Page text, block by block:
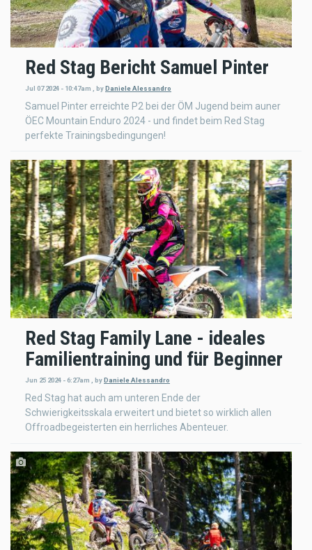
Red Stag Bericht Samuel Pinter
Jul 07 2024 - 10:47am byDaniele Alessandro
Samuel Pinter erreichte P2 bei der ÖM Jugend beim auner
ÖEC Mountain Enduro 2024 - und findet beim Red Stag
perfekte Trainingsbedingungen!
Red Stag Family Lane - ideales
Familientraining und für Beginner
Jun 25 2024 - 6:27am byDaniele Alessandro
Red Stag hat auch am unteren Ende der
Schwierigkeitsskala erweitert und bietet so wirklich allen
Offroadbegeisterten ein herrliches Abenteuer.